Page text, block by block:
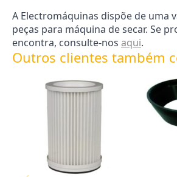
A Electromáquinas dispõe de uma
peças para máquina de secar. Se
encontra, consulte-nos aqui.
Outros clientes também